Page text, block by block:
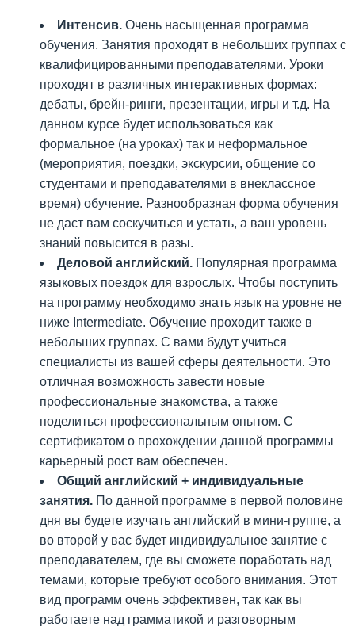
Интенсив. Очень насыщенная программа
обучения. Занятия проходят в небольших группах с
квалифицированными преподавателями. Уроки
проходят в различных интерактивных формах:
дебаты, брейн-ринги, презентации, игры и т.д. На
данном курсе будет использоваться как
формальное (на уроках) так и неформальное
(мероприятия, поездки, экскурсии, общение со
студентами и преподавателями в внеклассное
время) обучение. Разнообразная форма обучения
не даст вам соскучиться и устать, а ваш уровень
знаний повысится в разы.
Деловой английский. Популярная программа
языковых поездок для взрослых. Чтобы поступить
на программу необходимо знать язык на уровне не
ниже Intermediate. Обучение проходит также в
небольших группах. С вами будут учиться
специалисты из вашей сферы деятельности. Это
отличная возможность завести новые
профессиональные знакомства, а также
поделиться профессиональным опытом. С
сертификатом о прохождении данной программы
карьерный рост вам обеспечен.
Общий английский + индивидуальные
занятия. По данной программе в первой половине
дня вы будете изучать английский в мини-группе, а
во второй у вас будет индивидуальное занятие с
преподавателем, где вы сможете поработать над
темами, которые требуют особого внимания. Этот
вид программ очень эффективен, так как вы
работаете над грамматикой и разговорным